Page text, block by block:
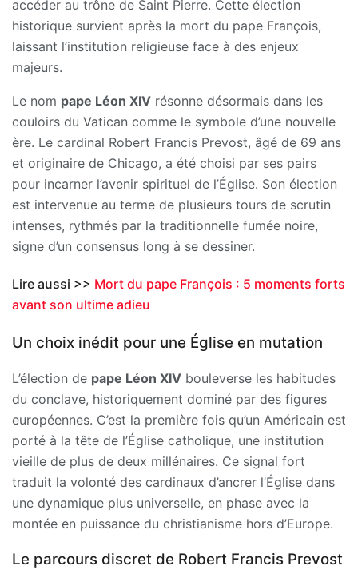
accéder au trône de Saint Pierre. Cette élection
historique survient après la mort du pape François,
laissant l’institution religieuse face à des enjeux
majeurs.
Le nom pape Léon XIV résonne désormais dans les
couloirs du Vatican comme le symbole d’une nouvelle
ère. Le cardinal Robert Francis Prevost, âgé de 69 ans
et originaire de Chicago, a été choisi par ses pairs
pour incarner l’avenir spirituel de l’Église. Son élection
est intervenue au terme de plusieurs tours de scrutin
intenses, rythmés par la traditionnelle fumée noire,
signe d’un consensus long à se dessiner.
Lire aussi >> Mort du pape François : 5 moments forts
avant son ultime adieu
Un choix inédit pour une Église en mutation
L’élection de pape Léon XIV bouleverse les habitudes
du conclave, historiquement dominé par des figures
européennes. C’est la première fois qu’un Américain est
porté à la tête de l’Église catholique, une institution
vieille de plus de deux millénaires. Ce signal fort
traduit la volonté des cardinaux d’ancrer l’Église dans
une dynamique plus universelle, en phase avec la
montée en puissance du christianisme hors d’Europe.
Le parcours discret de Robert Francis Prevost